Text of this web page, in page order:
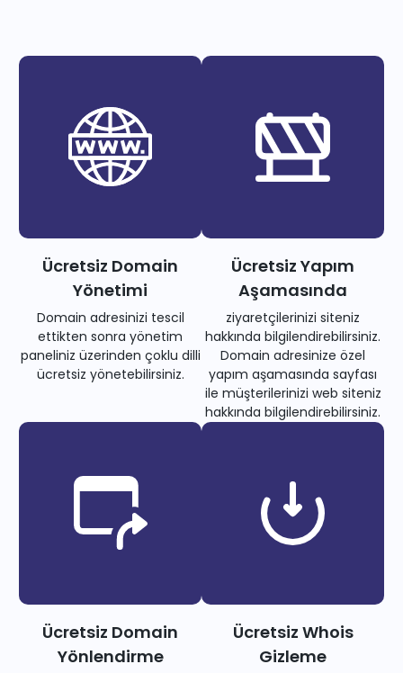
Ücretsiz Domain
Yönetimi
Domain adresinizi tescil
ettikten sonra yönetim
paneliniz üzerinden çoklu dilli
ücretsiz yönetebilirsiniz.
Ücretsiz Yapım
Aşamasında
ziyaretçilerinizi siteniz
hakkında bilgilendirebilirsiniz.
Domain adresinize özel
yapım aşamasında sayfası
ile müşterilerinizi web siteniz
hakkında bilgilendirebilirsiniz.
Ücretsiz Domain
Yönlendirme
Ücretsiz Whois
Gizleme